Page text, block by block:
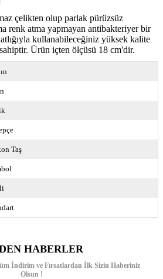
çelikten olup parlak pürüzsüz
renk atma yapmayan antibakteriyer bir
kullanabileceğiniz yüksek kalite
Ürün içten ölçüsü 18 cm'dir.
Taş
HABERLER
İndirim ve Fırsatlardan İlk Sizin Haberiniz
Olsun !